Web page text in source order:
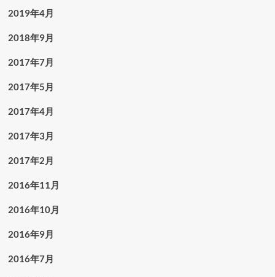
2019年4月
2018年9月
2017年7月
2017年5月
2017年4月
2017年3月
2017年2月
2016年11月
2016年10月
2016年9月
2016年7月